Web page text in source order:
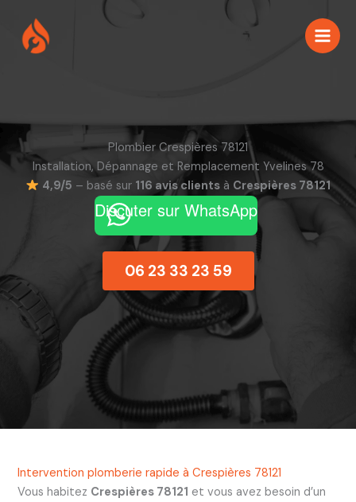
contenu
Plombier Crespières 78121
Installation, Dépannage et Remplacement Yvelines 78
4,9/5 – basé sur 116 avis clientsà Crespières 78121
Discuter sur WhatsApp
06 23 33 23 59
Intervention plomberie rapide à Crespières 78121
Vous habitez Crespières 78121 et vous avez besoin d’un